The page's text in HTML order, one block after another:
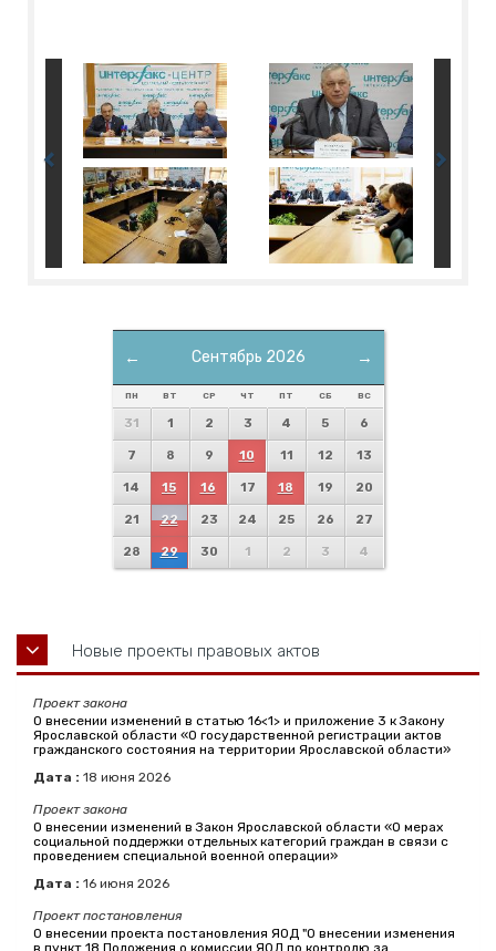
← →
Сентябрь 2026
ПН ВТ СР ЧТ ПТ СБ ВС
31 1 2 3 4 5 6
7 8 9 10 11 12 13
14 15 16 17 18 19 20
21 22 23 24 25 26 27
28 29 30 1 2 3 4
Новые проекты правовых актов
Проект закона
О внесении изменений в статью 16<1> и приложение 3 к Закону
Ярославской области «О государственной регистрации актов
гражданского состояния на территории Ярославской области»
Дата : 18 июня 2026
Проект закона
О внесении изменений в Закон Ярославской области «О мерах
социальной поддержки отдельных категорий граждан в связи с
проведением специальной военной операции»
Дата : 16 июня 2026
Проект постановления
О внесении проекта постановления ЯОД "О внесении изменения
в пункт 18 Положения о комиссии ЯОД по контролю за